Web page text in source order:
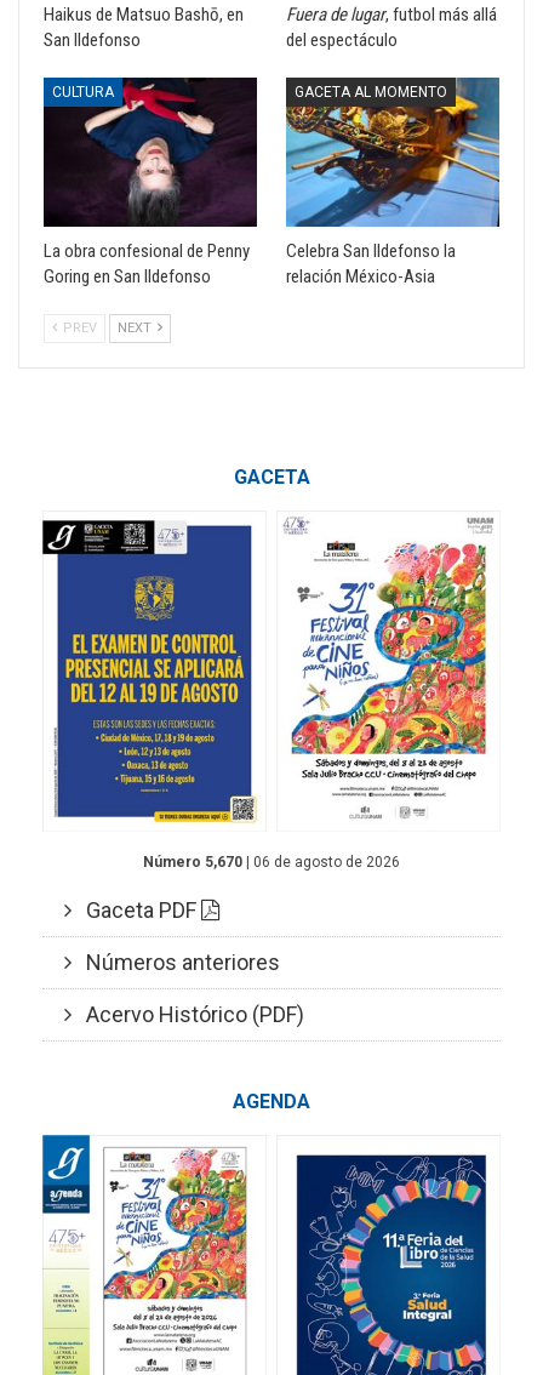
Haikus de Matsuo Bashō, en
San Ildefonso
Fuera de lugar, futbol más allá
del espectáculo
CULTURA
La obra confesional de Penny
Goring en San Ildefonso
GACETA AL MOMENTO
Celebra San Ildefonso la
relación México-Asia
PREV NEXT
GACETA
Número 5,670 | 06 de agosto de 2026
Gaceta PDF
Números anteriores
Acervo Histórico (PDF)
AGENDA